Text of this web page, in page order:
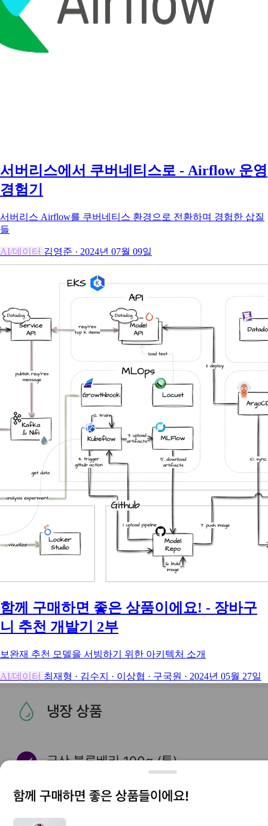
서버리스에서 쿠버네티스로 - Airflow 운영
경험기
서버리스 Airflow를 쿠버네티스 환경으로 전환하며 경험한 삽질
들
AI/데이터 김영준 · 2024년 07월 09일
함께 구매하면 좋은 상품이에요! - 장바구
니 추천 개발기 2부
보완재 추천 모델을 서빙하기 위한 아키텍처 소개
AI/데이터 최재형 · 김수지 · 이상협 · 구국원 · 2024년 05월 27일